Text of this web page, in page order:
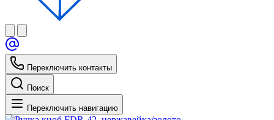
Переключить контакты
Поиск
Переключить навигацию